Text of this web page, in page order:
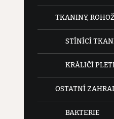
TKANINY,
STÍNÍCÍ
KRÁLIČÍ
OSTATNÍ
BAKTERIE